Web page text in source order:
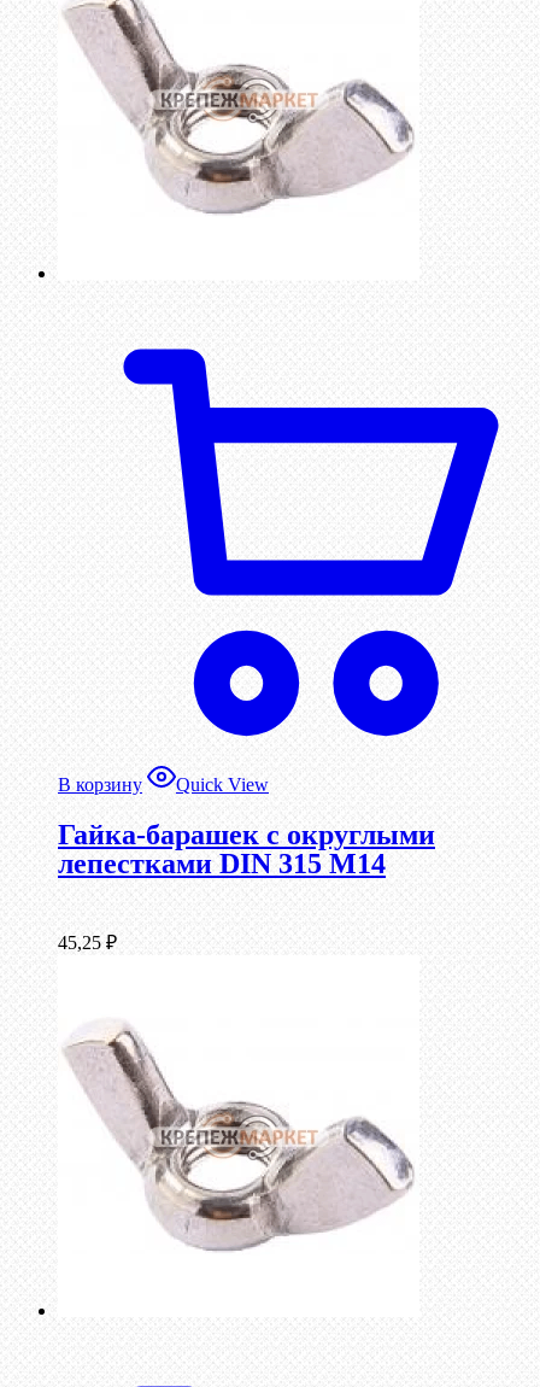
В корзину Quick View
Гайка-барашек с округлыми
лепестками DIN 315 М14
45,25 ₽